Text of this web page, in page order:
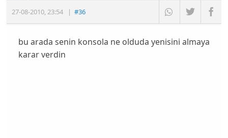
27-08-2010,23:54 |#36
bu arada senin konsola ne olduda yenisini almaya
karar verdin